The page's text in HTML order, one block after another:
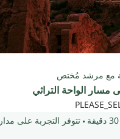
مع مرشد مُختص
مسار الواحة التراثي
30 دقيقة
تتوفر التجربة على مدار